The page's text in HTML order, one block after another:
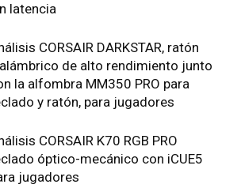
latencia
CORSAIR DARKSTAR, ratón
de alto rendimiento junto
la alfombra MM350 PRO para
y ratón, para jugadores
CORSAIR K70 RGB PRO
óptico-mecánico con iCUE5
jugadores